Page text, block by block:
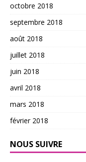
octobre 2018
septembre 2018
août 2018
juillet 2018
juin 2018
avril 2018
mars 2018
février 2018
NOUS SUIVRE